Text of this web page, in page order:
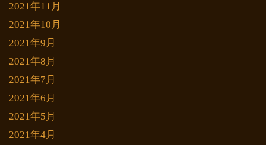
2021年11月
2021年10月
2021年9月
2021年8月
2021年7月
2021年6月
2021年5月
2021年4月